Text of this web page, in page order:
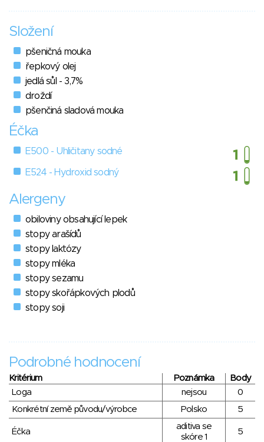
Složení
pšeničná mouka
řepkový olej
jedlá sůl - 3,7%
droždí
pšenčiná sladová mouka
Éčka
E500 - Uhličitany sodné
E524 - Hydroxid sodný
Alergeny
obiloviny obsahující lepek
stopy arašídů
stopy laktózy
stopy mléka
stopy sezamu
stopy skořápkových plodů
stopy soji
Podrobné hodnocení
Kritérium Poznámka
Body
Loga
nejsou
0
Konkrétní země původu/výrobce
Polsko 5
Éčka
aditiva se
skóre 1
5